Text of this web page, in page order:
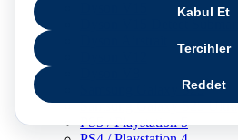
Samsung Galaxy S25
Samsung Galaxy S25 Ultra
PS5 / Playstation 5